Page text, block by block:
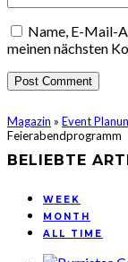
Name, E-Mail-
meinen nächsten
Magazin » Event
Feierabendprogramm
BELIEBTE
WEEK
MONTH
ALL TIME